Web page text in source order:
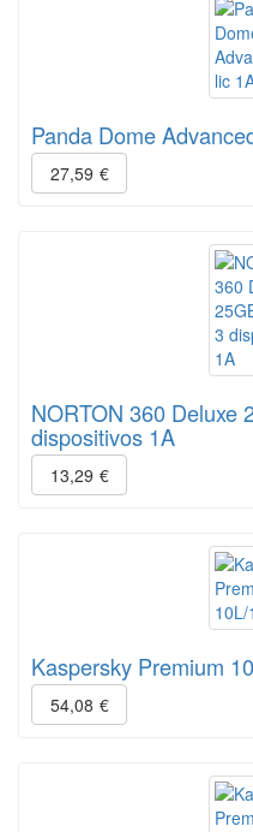
Panda Dome
27,59 €
NORTON 360 Deluxe
dispositivos 1A
13,29 €
Kaspersky Premium
54,08 €